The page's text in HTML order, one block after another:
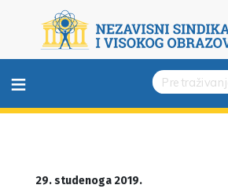
≡
29. studenoga 2019.